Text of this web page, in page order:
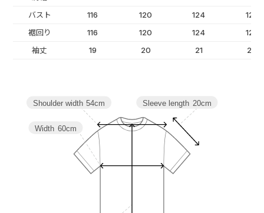
バスト
116 120 124
128
裾回り
116 120 124
128
袖丈
19 20 21 22
Sleeve length 20cm
Width 60cm
Shoulder width 54cm